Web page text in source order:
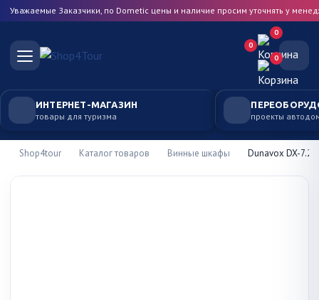
Уважаемые Заказчики, по Dometic цены и наличие просим уточнять у
0
0
0
ИНТЕРНЕТ-МАГАЗИН
товары для туризма проекты
Shop4tour Каталог товаров Винные шкафы Dunavox DX-